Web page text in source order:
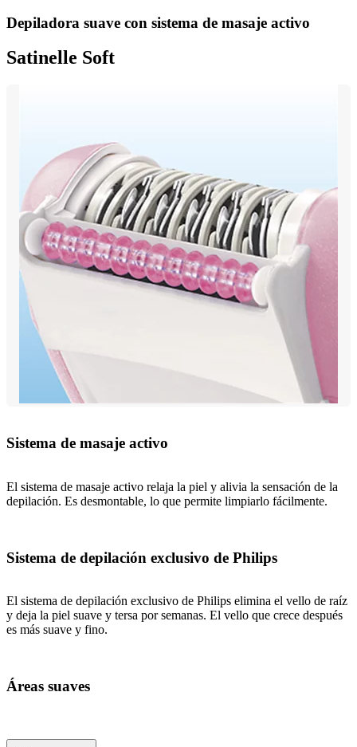
Depiladora suave con sistema de masaje activo
Satinelle Soft
Sistema de masaje activo
El sistema de masaje activo relaja la piel y alivia la sensación de la
depilación. Es desmontable, lo que permite limpiarlo fácilmente.
Sistema de depilación exclusivo de Philips
El sistema de depilación exclusivo de Philips elimina el vello de raíz
y deja la piel suave y tersa por semanas. El vello que crece después
es más suave y fino.
Áreas suaves